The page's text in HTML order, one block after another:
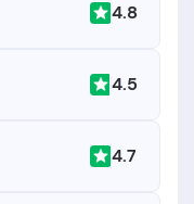
4.8
4.5
4.7